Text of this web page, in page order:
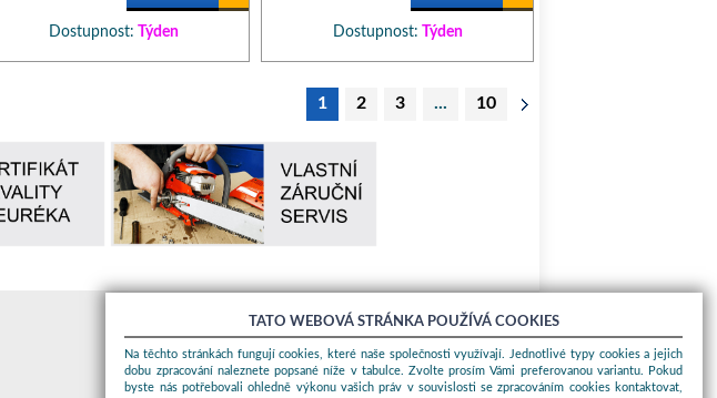
Dostupnost: Týden Dostupnost: Týden
1 2 3 ... 10
O nákupu
Obchodní podmínky
TATO WEBOVÁ STRÁNKA POUŽÍVÁ COOKIES
Na těchto stránkách fungují cookies, které naše společnosti využívají. Jednotlivé typy cookies a jejich
dobu zpracování naleznete popsané níže v tabulce. Zvolte prosím Vámi preferovanou variantu. Pokud
byste nás potřebovali ohledně výkonu vašich práv v souvislosti se zpracováním cookies kontaktovat,